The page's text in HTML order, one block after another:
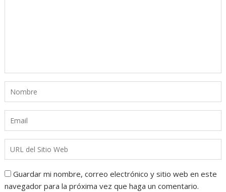
Guardar mi nombre, correo electrónico y sitio web en este
navegador para la próxima vez que haga un comentario.